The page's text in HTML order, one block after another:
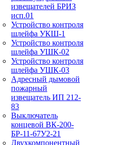
извещателей БРИЗ
исп.01
Устройство контроля
шлейфа УКШ-1
Устройство контроля
шлейфа УШК-02
Устройство контроля
шлейфа УШК-03
Адресный дымовой
пожарный
извещатель ИП 212-
83
Выключатель
концевой ВК-200-
БР-11-67У2-21
Двухкомпонентный